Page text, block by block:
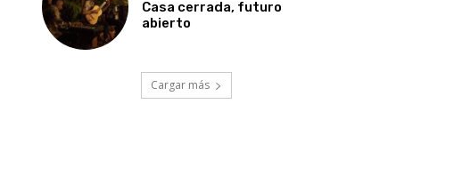
Casa cerrada, futuro
abierto
Cargar más